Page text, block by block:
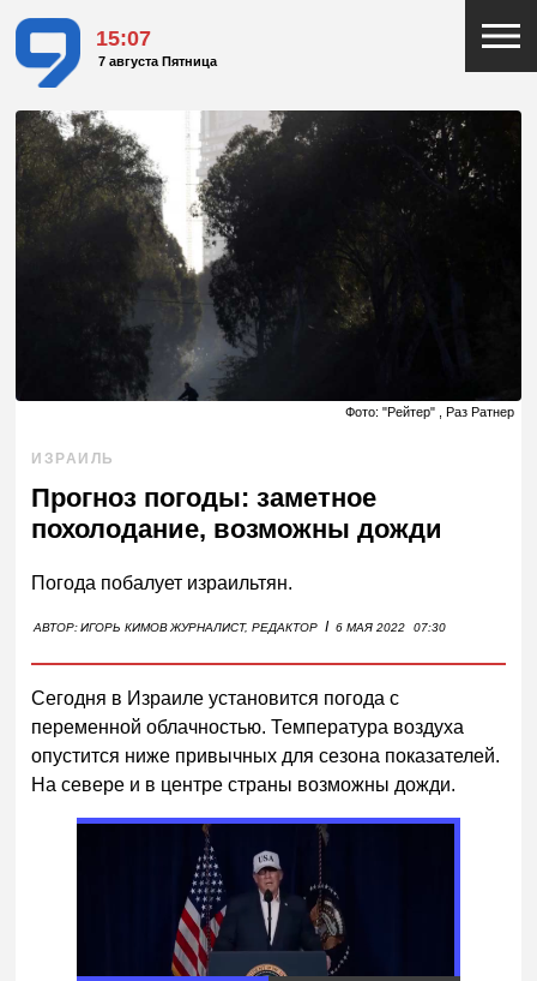
15:07
7 августа Пятница
Фото: "Рейтер" , Раз Ратнер
ИЗРАИЛЬ
Прогноз погоды: заметное
похолодание, возможны дожди
Погода побалует израильтян.
АВТОР:ИГОРЬ КИМОВЖУРНАЛИСТ, РЕДАКТОР I 6 МАЯ 2022 07:30
Сегодня в Израиле установится погода с
переменной облачностью. Температура воздуха
опустится ниже привычных для сезона показателей.
На севере и в центре страны возможны дожди.